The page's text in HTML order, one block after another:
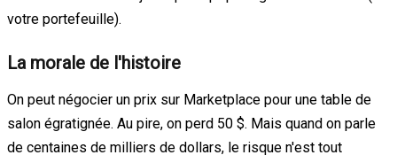
votre portefeuille).
La morale de l'histoire
On peut négocier un prix sur Marketplace pour une table de
salon égratignée. Au pire, on perd 50 $. Mais quand on parle
de centaines de milliers de dollars, le risque n'est tout